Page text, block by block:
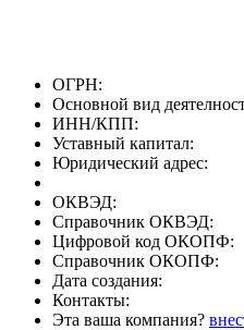
ОГРН:
Основной вид
ИНН/КПП:
Уставный капитал:
Юридический адрес:
ОКВЭД:
Справочник ОКВЭД:
Цифровой код ОКОПФ:
Справочник ОКОПФ:
Дата создания:
Контакты:
Эта ваша компания?